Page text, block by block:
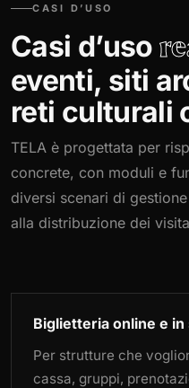
CASI D’USO
Casi d’uso
eventi, siti
reti culturali
TELA è progettata per
concrete, con moduli e
diversi scenari di
alla distribuzione dei
Biglietteria online e
Per strutture che
cassa, gruppi,